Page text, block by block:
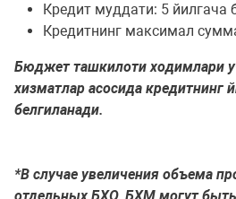
Кредит муддати: 5 йилгача
Кредитнинг максимал
Бюджет ташкилоти ходимлари
хизматлар асосида кредитнинг
белгиланади.
*В случае увеличения объема